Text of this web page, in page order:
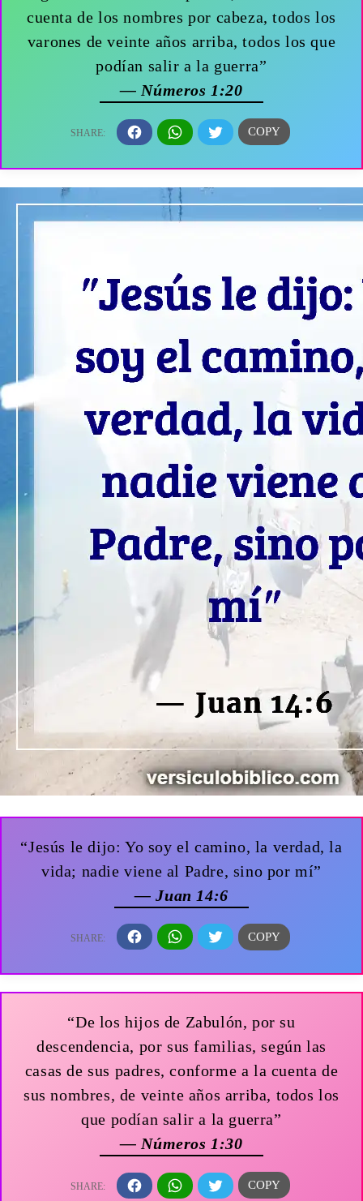
cuenta de los nombres por cabeza, todos los
varones de veinte años arriba, todos los que
podían salir a la guerra”
— Números 1:20
“Jesús le dijo: Yo soy el camino, la verdad, la
vida; nadie viene al Padre, sino por mí”
— Juan 14:6
“De los hijos de Zabulón, por su
descendencia, por sus familias, según las
casas de sus padres, conforme a la cuenta de
sus nombres, de veinte años arriba, todos los
que podían salir a la guerra”
— Números 1:30